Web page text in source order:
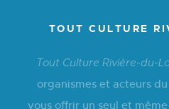
TOUT CULTURE
Tout Culture Rivière-du-
organismes et acteurs
vous offrir un seul et